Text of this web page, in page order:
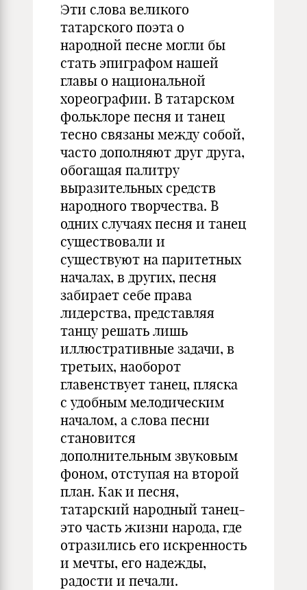
Эти слова великого
татарского поэта о
народной песне могли бы
стать эпиграфом нашей
главы о национальной
хореографии. В татарском
фольклоре песня и танец
тесно связаны между собой,
часто дополняют друг друга,
обогащая палитру
выразительных средств
народного творчества. В
одних случаях песня и танец
существовали и
существуют на паритетных
началах, в других, песня
забирает себе права
лидерства, представляя
танцу решать лишь
иллюстративные задачи, в
третьих, наоборот
главенствует танец, пляска
с удобным мелодическим
началом, а слова песни
становится
дополнительным звуковым
фоном, отступая на второй
план. Как и песня,
татарский народный танец-
это часть жизни народа, где
отразились его искренность
и мечты, его надежды,
радости и печали.